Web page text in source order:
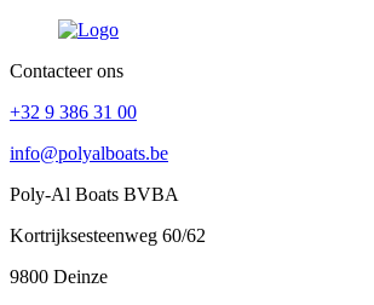
Contacteer ons
+32 9 386 31 00
info@polyalboats.be
Poly-Al Boats BVBA
Kortrijksesteenweg 60/62
9800 Deinze